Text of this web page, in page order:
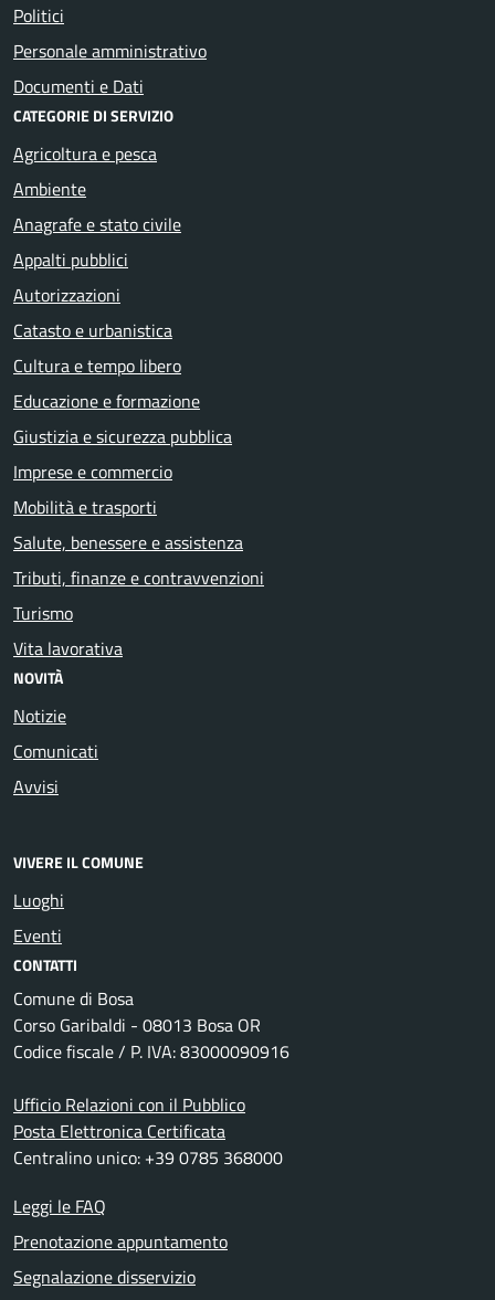
Politici
Personale amministrativo
Documenti e Dati
CATEGORIE DI SERVIZIO
Agricoltura e pesca
Ambiente
Anagrafe e stato civile
Appalti pubblici
Autorizzazioni
Catasto e urbanistica
Cultura e tempo libero
Educazione e formazione
Giustizia e sicurezza pubblica
Imprese e commercio
Mobilità e trasporti
Salute, benessere e assistenza
Tributi, finanze e contravvenzioni
Turismo
Vita lavorativa
NOVITÀ
Notizie
Comunicati
Avvisi
VIVERE IL COMUNE
Luoghi
Eventi
CONTATTI
Comune di Bosa
Corso Garibaldi - 08013 Bosa OR
Codice fiscale / P. IVA: 83000090916
Ufficio Relazioni con il Pubblico
Posta Elettronica Certificata
Centralino unico: +39 0785 368000
Leggi le FAQ
Prenotazione appuntamento
Segnalazione disservizio